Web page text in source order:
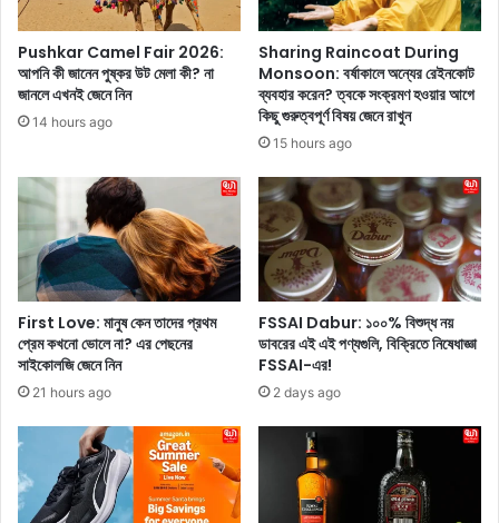
জা
য়
গা
!
সি
য়া
মে
ট
হ
বে
স্তি
গী
রে
র
ম
পা
বে
Pushkar Camel Fair 2026:
আপনি কী জানেন পুষ্কর উট মেলা কী? না
জানলে এখনই জেনে নিন
14 hours ago
Sharing Raincoat During
Monsoon: বর্ষাকালে অন্যের রেইনকোট
ব্যবহার করেন? ত্বকে সংক্রমণ হওয়ার আগে
কিছু গুরুত্বপূর্ণ বিষয় জেনে রাখুন
15 hours ago
First Love: মানুষ কেন তাদের প্রথম
প্রেম কখনো ভোলে না? এর পেছনের
সাইকোলজি জেনে নিন
21 hours ago
FSSAI Dabur: ১০০% বিশুদ্ধ নয়
ডাবরের এই এই পণ্যগুলি, বিক্রিতে নিষেধাজ্ঞা
FSSAI-এর!
2 days ago